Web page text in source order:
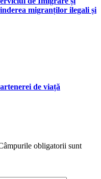
migranților ilegali și
de viață
obligatorii sunt